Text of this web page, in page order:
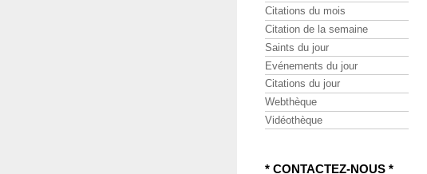
Citations du mois
Citation de la semaine
Saints du jour
Evénements du jour
Citations du jour
Webthèque
Vidéothèque
* CONTACTEZ-NOUS *